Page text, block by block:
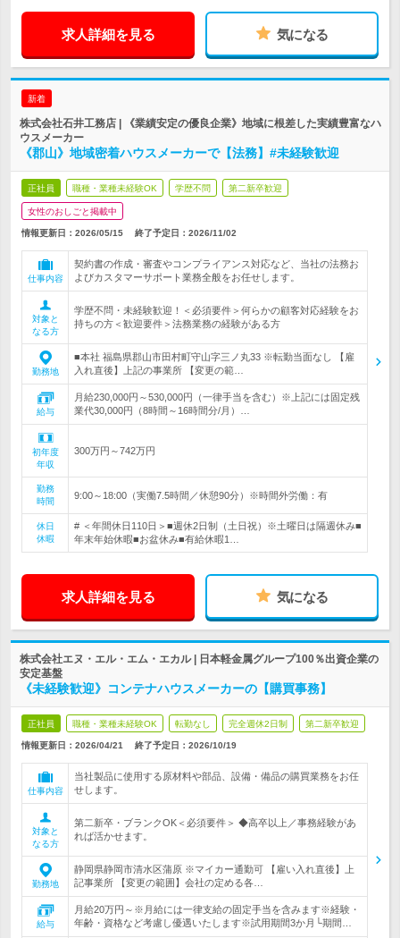
求人詳細を見る 気になる
新着
株式会社石井工務店 | 《業績安定の優良企業》地域に根差した実績豊富なハ
ウスメーカー
《郡山》地域密着ハウスメーカーで【法務】#未経験歓迎
正社員 職種・業種未経験OK 学歴不問 第二新卒歓迎
女性のおしごと掲載中
情報更新日：2026/05/15 終了予定日： 2026/11/02
仕事内容
契約書の作成・審査やコンプライアンス対応など、当社の法務お
よびカスタマーサポート業務全般をお任せします。
対象と
なる方
学歴不問・未経験歓迎！＜必須要件＞何らかの顧客対応経験をお
持ちの方＜歓迎要件＞法務業務の経験がある方
勤務地
■本社 福島県郡山市田村町守山字三ノ丸33 ※転勤当面なし 【雇
入れ直後】上記の事業所 【変更の範…
給与
月給230,000円～530,000円（一律手当を含む）※上記には固定残
業代30,000円（8時間～16時間分/月）…
初年度
年収
300万円～742万円
勤務
時間
9:00～18:00（実働7.5時間／休憩90分）※時間外労働：有
休日
休暇
# ＜年間休日110日＞■週休2日制（土日祝）※土曜日は隔週休み■
年末年始休暇■お盆休み■有給休暇1…
求人詳細を見る 気になる
株式会社エヌ・エル・エム・エカル | 日本軽金属グループ100％出資企業の
安定基盤
《未経験歓迎》コンテナハウスメーカーの【購買事務】
正社員 職種・業種未経験OK 転勤なし 完全週休2日制 第二新卒歓迎
情報更新日：2026/04/21 終了予定日： 2026/10/19
仕事内容
当社製品に使用する原材料や部品、設備・備品の購買業務をお任
せします。
対象と
なる方
第二新卒・ブランクOK＜必須要件＞ ◆高卒以上／事務経験があ
れば活かせます。
勤務地
静岡県静岡市清水区蒲原 ※マイカー通勤可 【雇い入れ直後】上
記事業所 【変更の範囲】会社の定める各…
給与
月給20万円～※月給には一律支給の固定手当を含みます※経験・
年齢・資格など考慮し優遇いたします※試用期間3か月└期間…